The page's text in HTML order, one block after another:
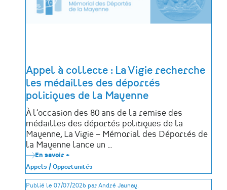
Appel à collecte : La Vigie recherche
les médailles des déportés
politiques de la Mayenne
À l’occasion des 80 ans de la remise des
médailles des déportés politiques de la
Mayenne, La Vigie – Mémorial des Déportés de
la Mayenne lance un …
En savoir +
Appel
à
collecte
:
Appels / Opportunités
Publié le 07/07/2026 par André Jaunay.